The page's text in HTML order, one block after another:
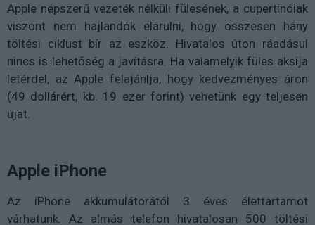
Apple népszerű vezeték nélküli fülesének, a cupertinóiak
viszont nem hajlandók elárulni, hogy összesen hány
töltési ciklust bír az eszköz. Hivatalos úton ráadásul
nincs is lehetőség a javításra. Ha valamelyik füles aksija
letérdel, az Apple felajánlja, hogy kedvezményes áron
(49 dollárért, kb. 19 ezer forint) vehetünk egy teljesen
újat.
Apple iPhone
Az iPhone akkumulátorától 3 éves élettartamot
várhatunk. Az almás telefon hivatalosan 500 töltési